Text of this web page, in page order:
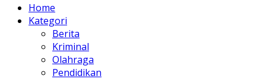
Home
Kategori
Berita
Kriminal
Olahraga
Pendidikan